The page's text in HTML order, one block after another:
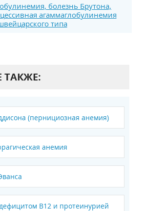
болезнь Брутона,
агаммаглобулинемия
типа
ТАКЖЕ:
(пернициозная анемия)
анемия
В12 и протеинурией